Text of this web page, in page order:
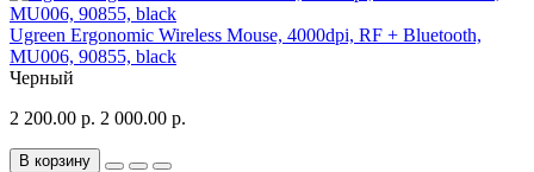
Ugreen Ergonomic Wireless Mouse, 4000dpi, RF + Bluetooth,
MU006, 90855, black
Черный
2 200.00 р. 2 000.00 р.
В корзину